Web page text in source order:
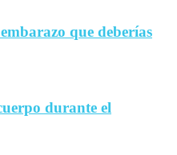
que deberías
durante el